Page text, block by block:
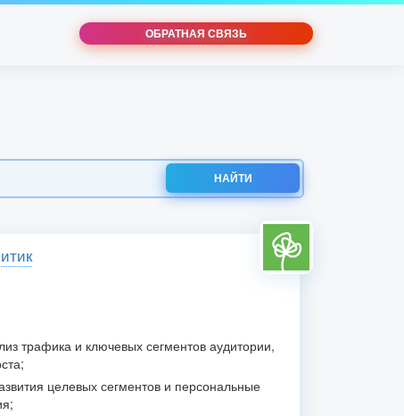
ОБРАТНАЯ СВЯЗЬ
НАЙТИ
трафика и ключевых сегментов аудитории,
целевых сегментов и персональные